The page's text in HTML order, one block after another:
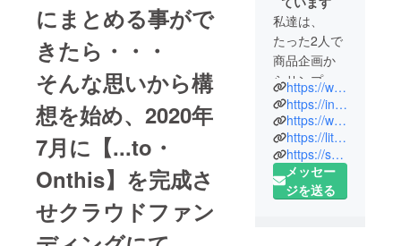
にまとめる事がで
きたら・・・
そんな思いから構
想を始め、2020年
7月に【...to・
Onthis】を完成さ
せクラウドファン
私達は、
たった2人で
商品企画か
らサンプル
製作、お客
様への発送
作業を心を
込めて行っ
ておりま
す。 長年、
https://www.studio-y-creation.com/
https://instagram.com/studioycreation
https://www.youtube.com/@studioycreation3684
https://lit.link/studioycreation
https://syc-tokyo.com/
メッセー
ジを送る